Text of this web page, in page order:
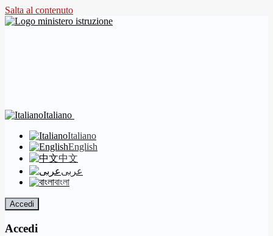
Salta al contenuto
Italiano
Italiano
English
中文
عربى
বাংলা
Accedi
Accedi